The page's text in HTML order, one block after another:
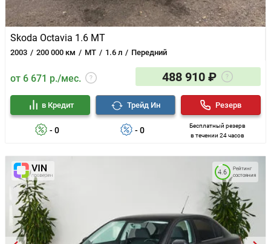
Skoda Octavia 1.6 MT
2003 200 000 км MT 1.6 л Передний
от 6 671 р./мес. 488 910 ₽
- 0
в Кредит
- 0
Трейд Ин
Бесплатный резерв
в течении 24 часов
Резерв
Рейтинг
состояния
4.6